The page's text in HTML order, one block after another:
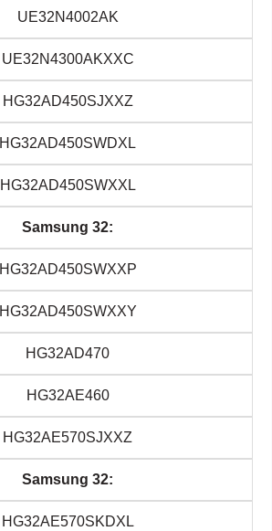
UE32N4002AK
UE32N4300AKXXC
HG32AD450SJXXZ
HG32AD450SWDXL
HG32AD450SWXXL
Samsung 32:
HG32AD450SWXXP
HG32AD450SWXXY
HG32AD470
HG32AE460
HG32AE570SJXXZ
Samsung 32:
HG32AE570SKDXL